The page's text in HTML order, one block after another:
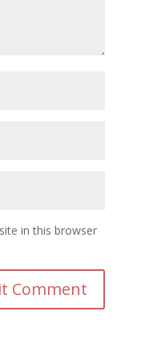
in this browser